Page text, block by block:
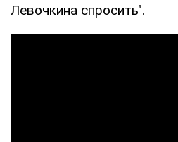
Левочкина спросить".